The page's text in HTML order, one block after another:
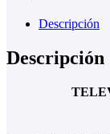
Descripción
Descripción